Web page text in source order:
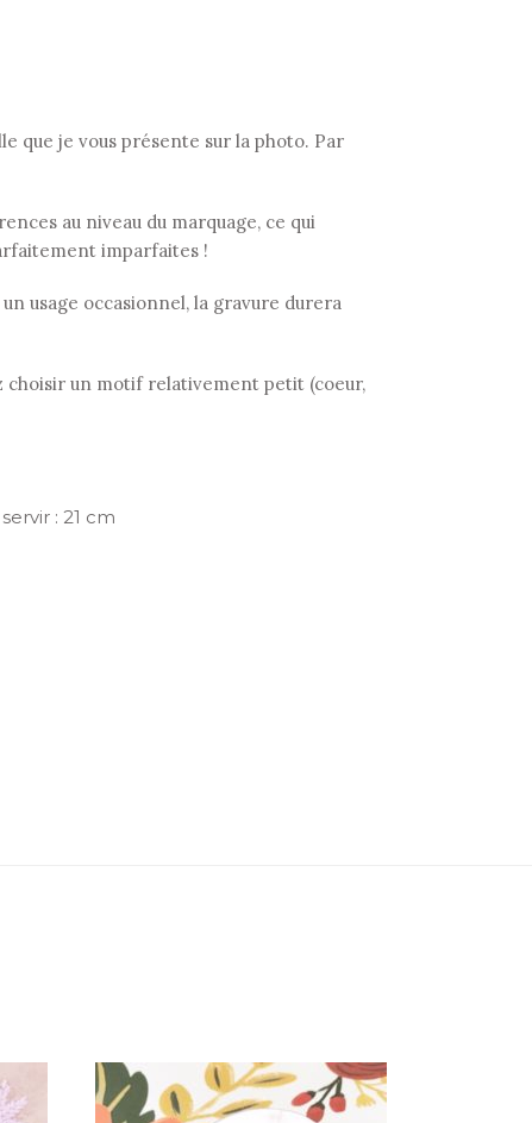
que je vous présente sur la photo. Par
au niveau du marquage, ce qui
imparfaites !
usage occasionnel, la gravure durera
choisir un motif relativement petit (coeur,
: 21 cm